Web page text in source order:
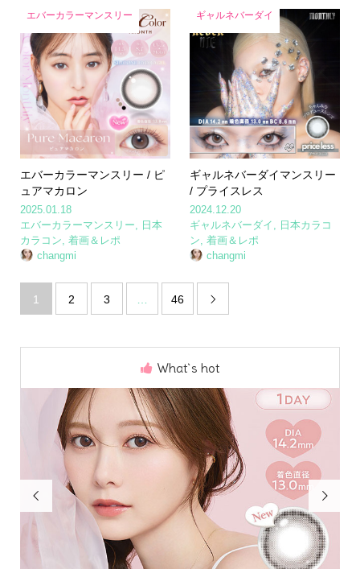
エバーカラーマンスリー
エバーカラーマンスリー / ピ
ュアマカロン
2025.01.18
エバーカラーマンスリー, 日本
カラコン, 着画＆レポ
changmi
ギャルネバーダイ
ギャルネバーダイマンスリー
/ プライスレス
2024.12.20
ギャルネバーダイ , 日本カラコ
ン,着画＆レポ
changmi
1 2 3 … 46 
What`s hot
 